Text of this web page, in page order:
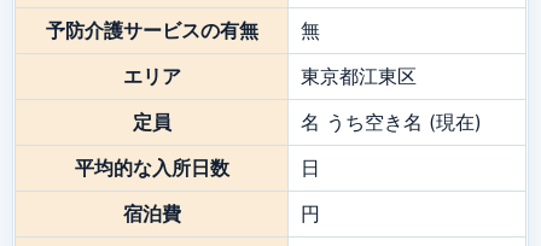
予防介護サービスの有無
無
エリア
東京都江東区
定員
名 うち空き名 (現在)
平均的な入所日数
日
宿泊費
円